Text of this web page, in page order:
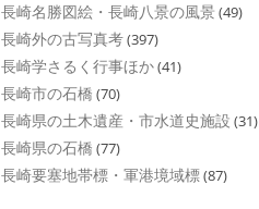
長崎名勝図絵・長崎八景の風景 (49)
長崎外の古写真考(397)
長崎学さるく行事ほか(41)
長崎市の石橋 (70)
長崎県の土木遺産・市水道史施設 (31)
長崎県の石橋 (77)
長崎要塞地帯標・軍港境域標(87)